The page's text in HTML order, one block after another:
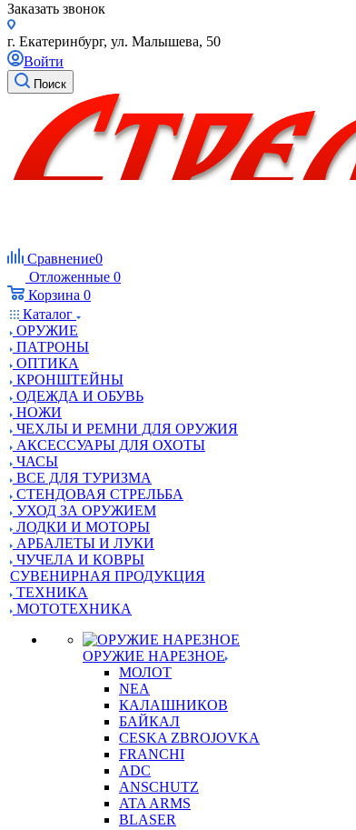
Заказать звонок
г. Екатеринбург, ул. Малышева, 50
Войти
Поиск
Сравнение0
Отложенные 0
Корзина 0
Каталог
ОРУЖИЕ
ПАТРОНЫ
ОПТИКА
КРОНШТЕЙНЫ
ОДЕЖДА И ОБУВЬ
НОЖИ
ЧЕХЛЫ И РЕМНИ ДЛЯ ОРУЖИЯ
АКСЕССУАРЫ ДЛЯ ОХОТЫ
ЧАСЫ
ВСЕ ДЛЯ ТУРИЗМА
СТЕНДОВАЯ СТРЕЛЬБА
УХОД ЗА ОРУЖИЕМ
ЛОДКИ И МОТОРЫ
АРБАЛЕТЫ И ЛУКИ
ЧУЧЕЛА И КОВРЫ
СУВЕНИРНАЯ ПРОДУКЦИЯ
ТЕХНИКА
МОТОТЕХНИКА
ОРУЖИЕ НАРЕЗНОЕ
МОЛОТ
NEA
КАЛАШНИКОВ
БАЙКАЛ
CESKA ZBROJOVKA
FRANCHI
ADC
ANSCHUTZ
ATA ARMS
BLASER